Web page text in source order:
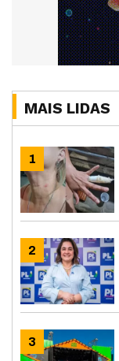
MAIS LIDAS